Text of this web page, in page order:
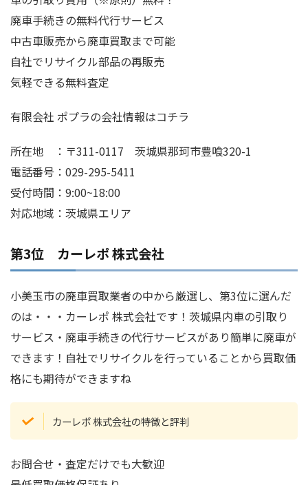
廃車手続きの無料代行サービス
中古車販売から廃車買取まで可能
自社でリサイクル部品の再販売
気軽できる無料査定
有限会社 ポプラの会社情報はコチラ
所在地 ：〒311-0117 茨城県那珂市豊喰320-1
電話番号：029-295-5411
受付時間：9:00~18:00
対応地域：茨城県エリア
第3位 カーレポ 株式会社
小美玉市の廃車買取業者の中から厳選し、第3位に選んだ
のは・・・カーレポ 株式会社です！茨城県内車の引取り
サービス・廃車手続きの代行サービスがあり簡単に廃車が
できます！自社でリサイクルを行っていることから買取価
格にも期待ができますね
カーレポ 株式会社の特徴と評判
お問合せ・査定だけでも大歓迎